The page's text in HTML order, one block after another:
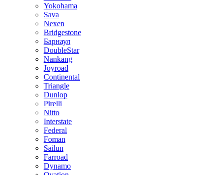
Yokohama
Sava
Nexen
Bridgestone
Барнаул
DoubleStar
Nankang
Joyroad
Continental
Triangle
Dunlop
Pirelli
Nitto
Interstate
Federal
Foman
Sailun
Farroad
Dynamo